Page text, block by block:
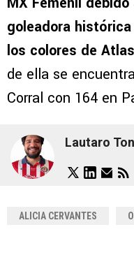
goleadora
los colores de
de ella se
Corral con 164 en
Lautaro
ALICIA CERVANTES